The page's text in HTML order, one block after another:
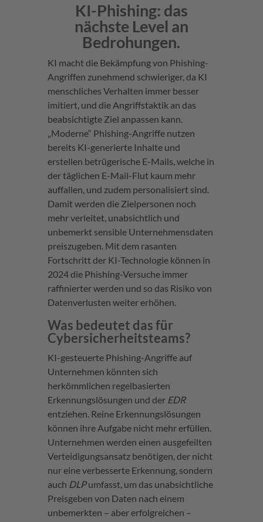
KI-Phishing: das
nächste Level an
Bedrohungen.
KI macht die Bekämpfung von Phishing-
Angriffen zunehmend schwieriger, da KI
menschliches Verhalten immer besser
imitiert, und die Angriffstaktik an das
beabsichtigte Ziel anpassen kann.
„Moderne“ Phishing-Angriffe nutzen
bereits KI-generierte Inhalte und
erstellen betrügerische E-Mails, welche in
der täglichen E-Mail-Flut kaum mehr
auffallen, und zudem personalisiert sind.
Damit werden die Zielpersonen noch
mehr verleitet, unabsichtlich und
unbemerkt sensible Unternehmensdaten
preiszugeben. Mit dem rasanten
Fortschritt der KI-Technologie können in
2024 die Phishing-Versuche immer
raffinierter werden und so das Risiko von
Datenverlusten weiter erhöhen.
Was bedeutet das für
Cybersicherheitsteams?
KI-gesteuerte Phishing-Angriffe auf
Unternehmen könnten sich
herkömmlichen regelbasierten
Erkennungslösungen und der EDR
entziehen. Reine Erkennungslösungen
können ihre Aufgabe nicht mehr erfüllen.
Unternehmen werden einen ausgefeilten
Verteidigungsansatz benötigen, der nicht
nur eine verbesserte Erkennung, sondern
auch DLPumfasst, um das unabsichtliche
Preisgeben von Daten nach einem
unbemerkten – aber erfolgreichen –